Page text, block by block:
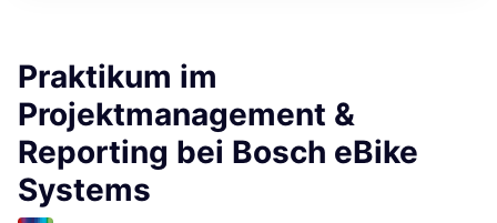
Praktikum im
Projektmanagement &
Reporting bei Bosch eBike
Systems